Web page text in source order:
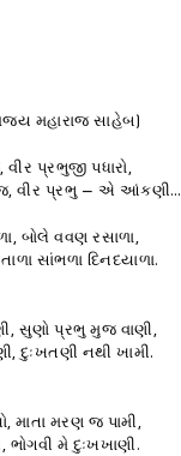
મહારાજ સાહેબ)
વીર પ્રભુજી પધારો,
વીર પ્રભુ – એ આંકણી…
બોલે વવણ રસાળા,
સાંભળા દિનદયાળા.
સુણો પ્રભુ મુજ વાણી,
દુઃખતણી નથી ખામી.
માતા મરણ જ પામી,
મે દુઃખખાણી.